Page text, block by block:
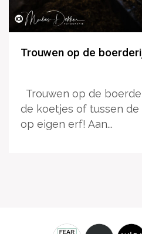
Trouwen op de
Trouwen op de
de koetjes of tussen
op eigen erf! Aan...